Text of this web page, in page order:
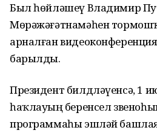
Был һөйләшеү Владимир
Мөрәжәғәтнамәһен
арналған
барылды.
Президент билдләүенсә, 1
һаҡлауҙың беренсел
программаһы эшләй